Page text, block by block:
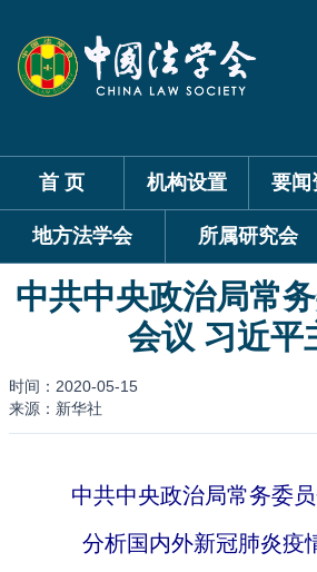
首 页 机构设置 要闻
地方法学会 所属研究会
中共中央政治局常
会议 习近平
时间：2020-05-15
来源：新华社
中共中央政治局常务委
分析国内外新冠肺炎疫